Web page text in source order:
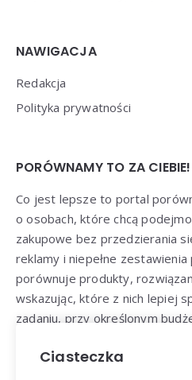
NAWIGACJA
Redakcja
Polityka prywatności
PORÓWNAMY TO ZA CIEBIE!
Co jest lepsze to portal
o osobach, które chcą
zakupowe bez przedzierania
reklamy i niepełne
porównuje produkty,
wskazując, które z nich lepiej
zadaniu, przy określonym
specjalisty.
Ciasteczka